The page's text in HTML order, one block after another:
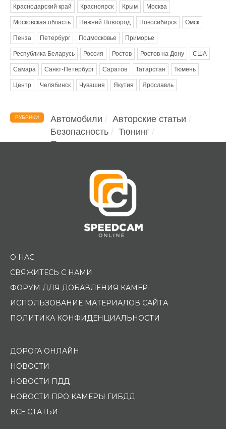
Краснодарский край Красноярск Крым Москва
Московская область Нижний Новгород Новосибирск Омск
Пенза Петербург Подмосковье Приморье
Республика Беларусь Россия Ростов Ростов на Дону США
Самара Санкт-Петербург Саратов Татарстан Тюмень
Центр Челябинск Чувашия Якутия Ярославль
РУБРИКИ Автомобили
Авторские статьи
Безопасность
Тюнинг
Помощь водителю
О НАС
СВЯЖИТЕСЬ С НАМИ
ФОРУМ ДЛЯ ДОБАВЛЕНИЯ КАМЕР
ИСПОЛЬЗОВАНИЕ МАТЕРИАЛОВ САЙТА
ПОЛИТИКА КОНФИДЕНЦИАЛЬНОСТИ
ДОРОГА ОНЛАЙН
НОВОСТИ
НОВОСТИ ПДД
НОВОСТИ ПРО КАМЕРЫ ГИБДД
ВСЕ СТАТЬИ